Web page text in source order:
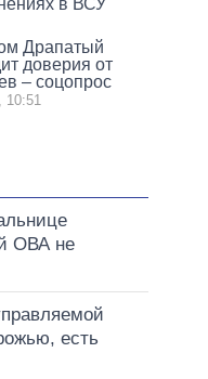
Драпатый
доверия от
– соцопрос
10:51
ОВА не
есть